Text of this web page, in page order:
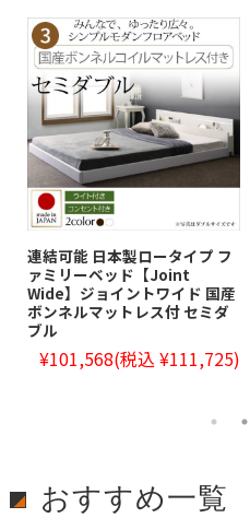
連結可能 日本製ロータイプ フ
ァミリーベッド【Joint
Wide】ジョイントワイド 国産
ボンネルマットレス付 セミダ
ブル
¥101,568(税込 ¥111,725)
おすすめ一覧